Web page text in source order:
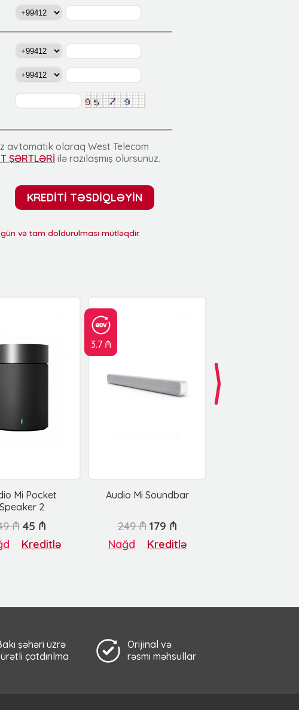
avtomatik olaraq West Telecom
ŞƏRTLƏRİ ilə razılaşmış olursunuz.
KREDİTİ TƏSDİQLƏYİN
və tam doldurulması mütləqdir.
Mi Pocket
Speaker 2
3.7 ₼
Audio Mi Soundbar
₼ 45 ₼
Kreditlə
249 ₼ 179 ₼
Nağd Kreditlə
şəhəri üzrə
çatdırılma
Orijinal və
rəsmi məhsullar